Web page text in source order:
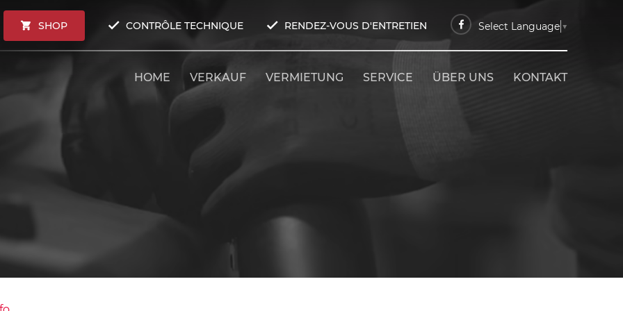
SHOP CONTRÔLE TECHNIQUE RENDEZ-VOUS D'ENTRETIEN Select Language ▼
HOME VERKAUF VERMIETUNG SERVICE ÜBER UNS KONTAKT